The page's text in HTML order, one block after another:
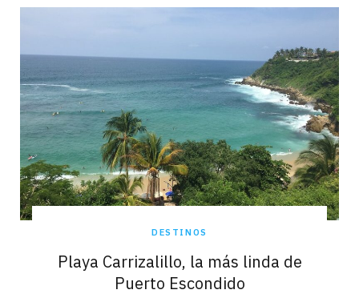
DESTINOS
Playa Carrizalillo, la más linda de
Puerto Escondido